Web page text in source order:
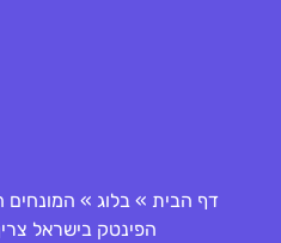
דף הבית » בלוג » המונחים
הפינטק בישראל צריך